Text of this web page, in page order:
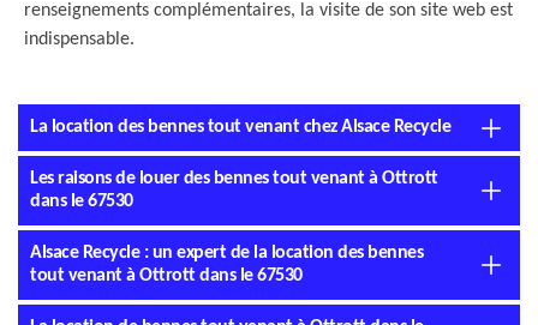
renseignements complémentaires, la visite de son site web est
indispensable.
La location des bennes tout venant chez Alsace Recycle
Les raisons de louer des bennes tout venant à Ottrott
dans le 67530
Alsace Recycle : un expert de la location des bennes
tout venant à Ottrott dans le 67530